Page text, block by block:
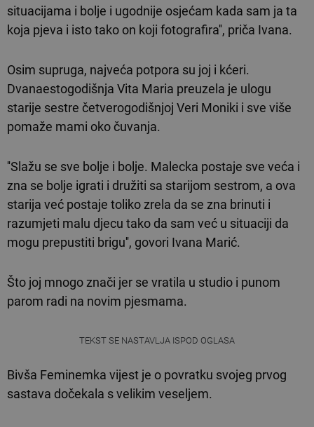
situacijama i bolje i ugodnije osjećam kada sam ja ta
koja pjeva i isto tako on koji fotografira'', priča Ivana.
Osim supruga, najveća potpora su joj i kćeri.
Dvanaestogodišnja Vita Maria preuzela je ulogu
starije sestre četverogodišnjoj Veri Moniki i sve više
pomaže mami oko čuvanja.
''Slažu se sve bolje i bolje. Malecka postaje sve veća i
zna se bolje igrati i družiti sa starijom sestrom, a ova
starija već postaje toliko zrela da se zna brinuti i
razumjeti malu djecu tako da sam već u situaciji da
mogu prepustiti brigu'', govori Ivana Marić.
Što joj mnogo znači jer se vratila u studio i punom
parom radi na novim pjesmama.
TEKST SE NASTAVLJA ISPOD OGLASA
Bivša Feminemka vijest je o povratku svojeg prvog
sastava dočekala s velikim veseljem.